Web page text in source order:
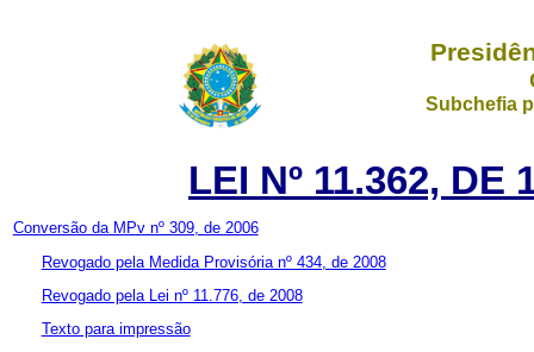
Subchefia
LEI Nº 11.362, DE
Conversão da MPv nº 309, de 2006
Revogado pela Medida Provisória nº 434, de 2008
Revogado pela Lei nº 11.776, de 2008
Texto para impressão